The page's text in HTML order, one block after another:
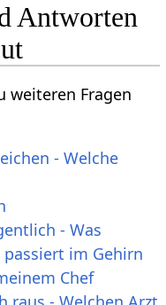
Antworten
weiteren Fragen
- Welche
- Was
im Gehirn
Chef